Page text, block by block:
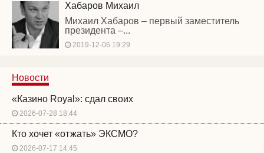
Хабаров Михаил
Михаил Хабаров – первый заместитель
президента –...
2019-12-06 19:29
Новости
«Казино Royal»: сдал своих
2026-07-28 18:44
Кто хочет «отжать» ЭКСМО?
2026-07-17 14:45